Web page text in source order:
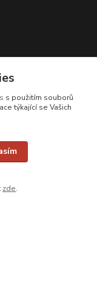
s použitím souborů
týkající se Vašich
zde.